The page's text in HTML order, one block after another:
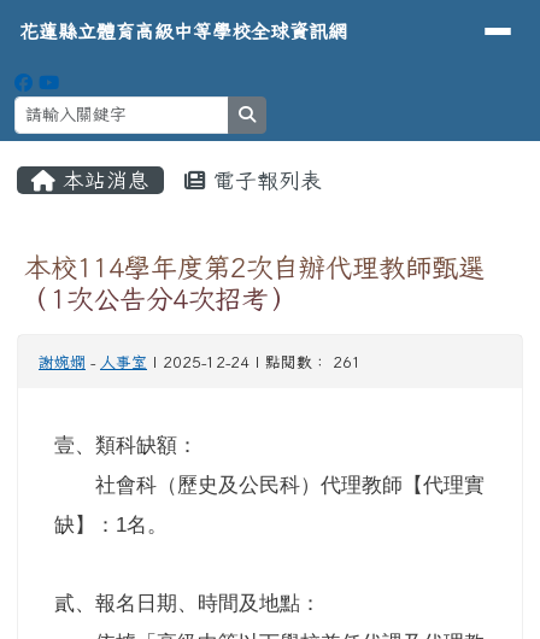
花蓮縣立體育高級中等學校全球資
導覽列
花蓮縣立體育高級中等學校全球資訊網
本站消息 電子報列表
本校114學年度第2次自辦代理教師甄選
（1次公告分4次招考）
謝婉嫻 - 人事室 | 2025-12-24 | 點閱數： 261
壹、類科缺額：
社會科（歷史及公民科）代理教師【代理實
缺】： 1名。
貳、報名日期、時間及地點：